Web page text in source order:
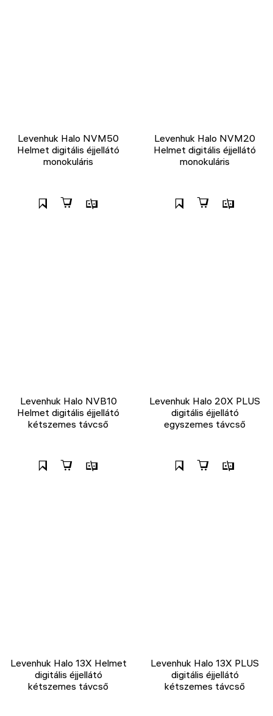
Levenhuk Halo NVM50
Helmet digitális éjjellátó
monokuláris
Levenhuk Halo NVM20
Helmet digitális éjjellátó
monokuláris
Levenhuk Halo NVB10
Helmet digitális éjjellátó
kétszemes távcső
Levenhuk Halo 20X PLUS
digitális éjjellátó
egyszemes távcső
Levenhuk Halo 13X Helmet
digitális éjjellátó
kétszemes távcső
Levenhuk Halo 13X PLUS
digitális éjjellátó
kétszemes távcső